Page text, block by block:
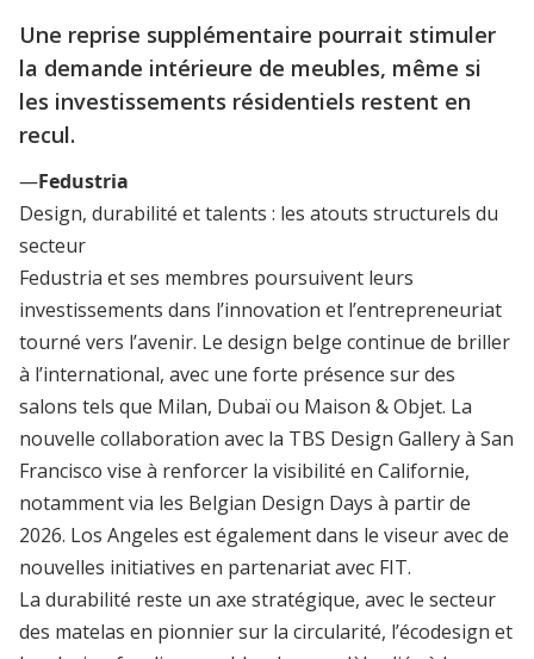
Une reprise supplémentaire pourrait stimuler
la demande intérieure de meubles, même si
les investissements résidentiels restent en
recul.
—Fedustria
Design, durabilité et talents : les atouts structurels du
secteur
Fedustria et ses membres poursuivent leurs
investissements dans l’innovation et l’entrepreneuriat
tourné vers l’avenir. Le design belge continue de briller
à l’international, avec une forte présence sur des
salons tels que Milan, Dubaï ou Maison & Objet. La
nouvelle collaboration avec la TBS Design Gallery à San
Francisco vise à renforcer la visibilité en Californie,
notamment via les Belgian Design Days à partir de
2026. Los Angeles est également dans le viseur avec de
nouvelles initiatives en partenariat avec FIT.
La durabilité reste un axe stratégique, avec le secteur
des matelas en pionnier sur la circularité, l’écodesign et